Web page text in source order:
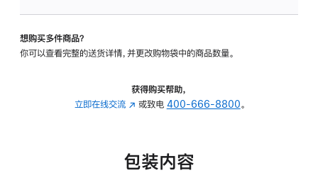
转
的
想购买多件商品？
你可以查看完整的送货详情，并更改购物袋中的商品数量。
获得购买帮助，
立即在线交流 (在
中
或致电 400-666-8800。
包装内容